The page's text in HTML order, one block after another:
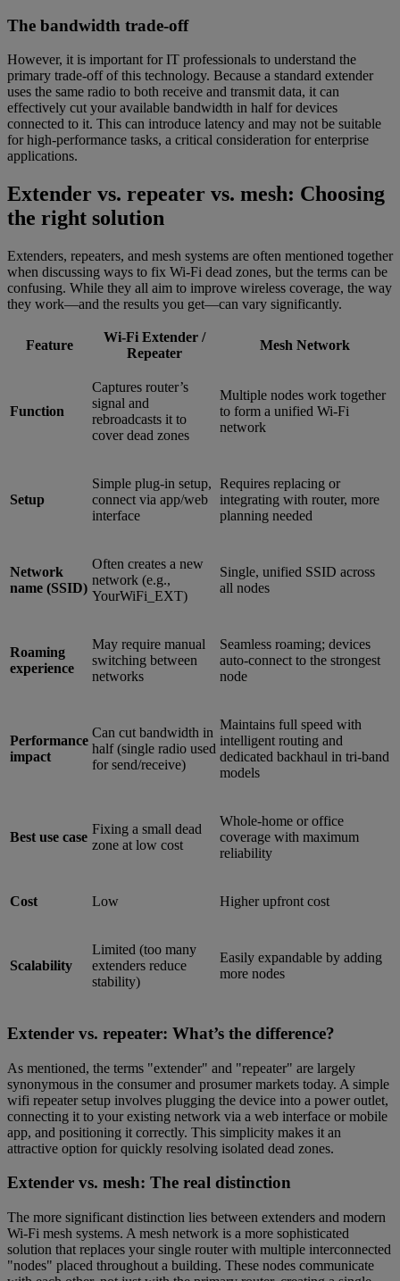
The bandwidth trade-off
However, it is important for IT professionals to understand the
primary trade-off of this technology. Because a standard extender
uses the same radio to both receive and transmit data, it can
effectively cut your available bandwidth in half for devices
connected to it. This can introduce latency and may not be suitable
for high-performance tasks, a critical consideration for enterprise
applications.
Extender vs. repeater vs. mesh: Choosing
the right solution
Extenders, repeaters, and mesh systems are often mentioned together
when discussing ways to fix Wi-Fi dead zones, but the terms can be
confusing. While they all aim to improve wireless coverage, the way
they work—and the results you get—can vary significantly.
Feature
Wi-Fi Extender /
Repeater
Mesh Network
Function
Captures router’s
signal and
rebroadcasts it to
cover dead zones
Multiple nodes work together
to form a unified Wi-Fi
network
Setup
Simple plug-in setup,
connect via app/web
interface
Requires replacing or
integrating with router, more
planning needed
Network
name (SSID)
Often creates a new
network (e.g.,
YourWiFi_EXT)
Single, unified SSID across
all nodes
Roaming
experience
May require manual
switching between
networks
Seamless roaming; devices
auto-connect to the strongest
node
Performance
impact
Can cut bandwidth in
half (single radio used
for send/receive)
Maintains full speed with
intelligent routing and
dedicated backhaul in tri-band
models
Best use case
Fixing a small dead
zone at low cost
Whole-home or office
coverage with maximum
reliability
Cost Low Higher upfront cost
Scalability
Limited (too many
extenders reduce
stability)
Easily expandable by adding
more nodes
Extender vs. repeater: What’s the difference?
As mentioned, the terms "extender" and "repeater" are largely
synonymous in the consumer and prosumer markets today. A simple
wifi repeater setup involves plugging the device into a power outlet,
connecting it to your existing network via a web interface or mobile
app, and positioning it correctly. This simplicity makes it an
attractive option for quickly resolving isolated dead zones.
Extender vs. mesh: The real distinction
The more significant distinction lies between extenders and modern
Wi-Fi mesh systems. A mesh network is a more sophisticated
solution that replaces your single router with multiple interconnected
"nodes" placed throughout a building. These nodes communicate